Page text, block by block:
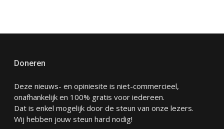
Doneren
Deze nieuws- en opiniesite is niet-commercieel,
onafhankelijk en 100% gratis voor iedereen.
Dat is enkel mogelijk door de steun van onze lezers.
Wij hebben jouw steun hard nodig!